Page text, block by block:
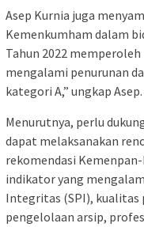
Asep Kurnia juga
Kemenkumham dalam
Tahun 2022
mengalami penurunan
kategori A,” ungkap Asep.
Menurutnya, perlu
dapat melaksanakan
rekomendasi
indikator yang
Integritas (SPI), kualitas
pengelolaan arsip,